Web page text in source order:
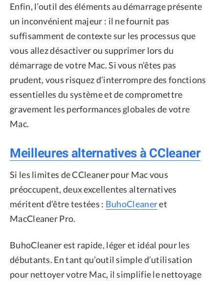
Enfin, l’outil des éléments au démarrage présente
un inconvénient majeur : il ne fournit pas
suffisamment de contexte sur les processus que
vous allez désactiver ou supprimer lors du
démarrage de votre Mac. Si vous n’êtes pas
prudent, vous risquez d’interrompre des fonctions
essentielles du système et de compromettre
gravement les performances globales de votre
Mac.
Meilleures alternatives à CCleaner
Si les limites de CCleaner pour Mac vous
préoccupent, deux excellentes alternatives
méritent d’être testées : BuhoCleaneret
MacCleaner Pro.
BuhoCleaner est rapide, léger et idéal pour les
débutants. En tant qu’outil simple d’utilisation
pour nettoyer votre Mac, il simplifie le nettoyage